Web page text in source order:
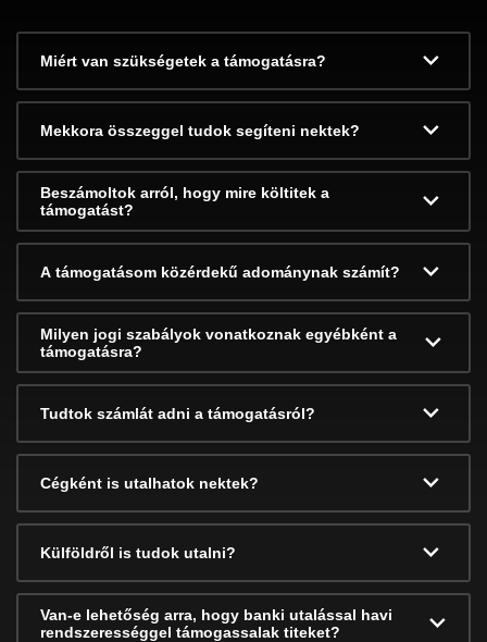
Miért van szükségetek a támogatásra?
Mekkora összeggel tudok segíteni nektek?
Beszámoltok arról, hogy mire költitek a
támogatást?
A támogatásom közérdekű adománynak számít?
Milyen jogi szabályok vonatkoznak egyébként a
támogatásra?
Tudtok számlát adni a támogatásról?
Cégként is utalhatok nektek?
Külföldről is tudok utalni?
Van-e lehetőség arra, hogy banki utalással havi
rendszerességgel támogassalak titeket?